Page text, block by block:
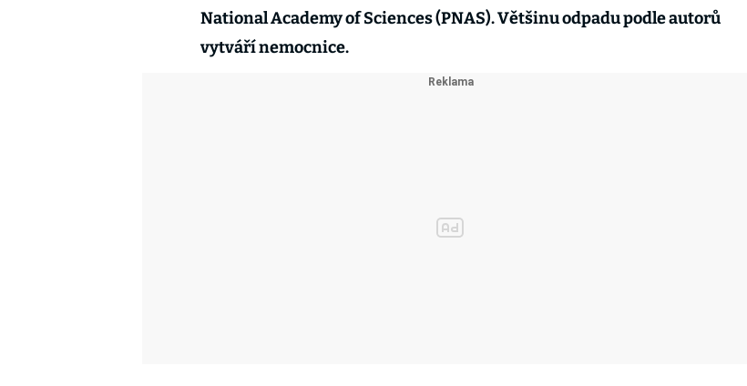
National Academy of Sciences (PNAS). Většinu odpadu podle autorů
vytváří nemocnice.